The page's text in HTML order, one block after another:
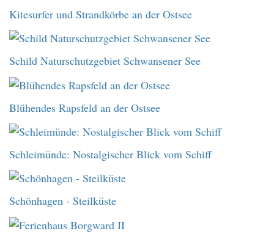
Kitesurfer und Strandkörbe an der Ostsee
Schild Naturschutzgebiet Schwansener See
Blühendes Rapsfeld an der Ostsee
Schleimünde: Nostalgischer Blick vom Schiff
Schönhagen - Steilküste